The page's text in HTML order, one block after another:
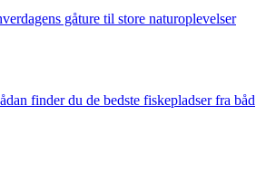
gåture til store naturoplevelser
finder du de bedste fiskepladser fra båd